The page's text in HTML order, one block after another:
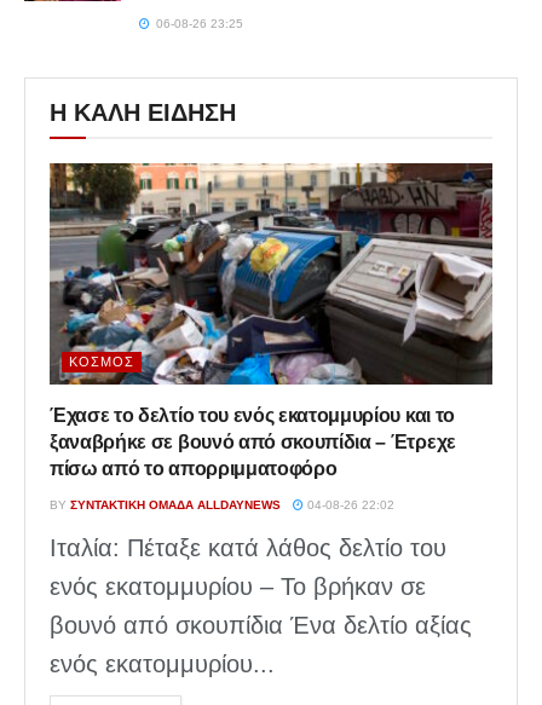
06-08-26 23:25
Η ΚΑΛΗ ΕΙΔΗΣΗ
ΚΌΣΜΟΣ
Έχασε το δελτίο του ενός εκατομμυρίου και το
ξαναβρήκε σε βουνό από σκουπίδια – Έτρεχε
πίσω από το απορριμματοφόρο
BY ΣΥΝΤΑΚΤΙΚΉ ΟΜΆΔΑ ALLDAYNEWS 04-08-26 22:02
Ιταλία: Πέταξε κατά λάθος δελτίο του
ενός εκατομμυρίου – Το βρήκαν σε
βουνό από σκουπίδια Ένα δελτίο αξίας
ενός εκατομμυρίου...